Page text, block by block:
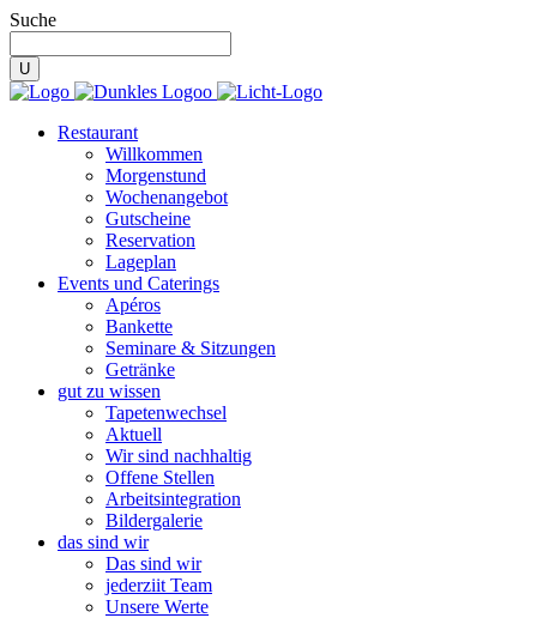
Suche
Restaurant
Willkommen
Morgenstund
Wochenangebot
Gutscheine
Reservation
Lageplan
Events und Caterings
Apéros
Bankette
Seminare & Sitzungen
Getränke
gut zu wissen
Tapetenwechsel
Aktuell
Wir sind nachhaltig
Offene Stellen
Arbeitsintegration
Bildergalerie
das sind wir
Das sind wir
jederziit Team
Unsere Werte